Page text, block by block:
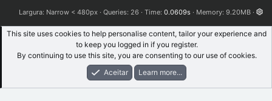
Largura
Queries 26 Time 0.0609s Memory 9.20MB
This site uses cookies to help personalise content, tailor your experience and
to keep you logged in if you register.
By continuing to use this site, you are consenting to our use of cookies.
Aceitar
Learn more...